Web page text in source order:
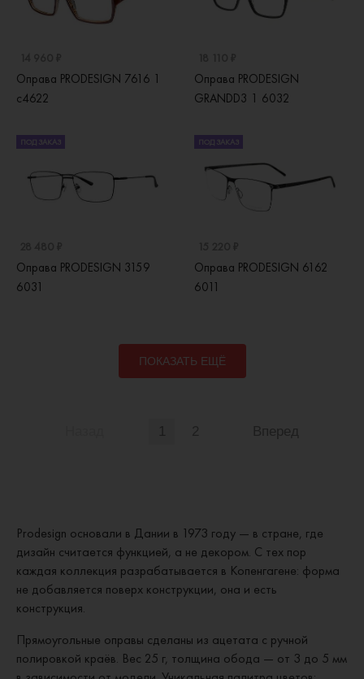
Оправа PRODESIGN 7616 1
с4622
Оправа PRODESIGN
GRANDD3 1 6032
ПОД ЗАКАЗ
Оправа PRODESIGN 3159
6031
ПОД ЗАКАЗ
Оправа PRODESIGN 6162
6011
ПОКАЗАТЬ ЕЩЁ
Prodesign основали в Дании в 1973 году — в стране, где
дизайн считается функцией, а не декором. С тех пор
каждая коллекция разрабатывается в Копенгагене: форма
не добавляется поверх конструкции, она и есть
конструкция.
Прямоугольные оправы сделаны из ацетата с ручной
полировкой краёв. Вес 25 г, толщина обода — от 3 до 5 мм